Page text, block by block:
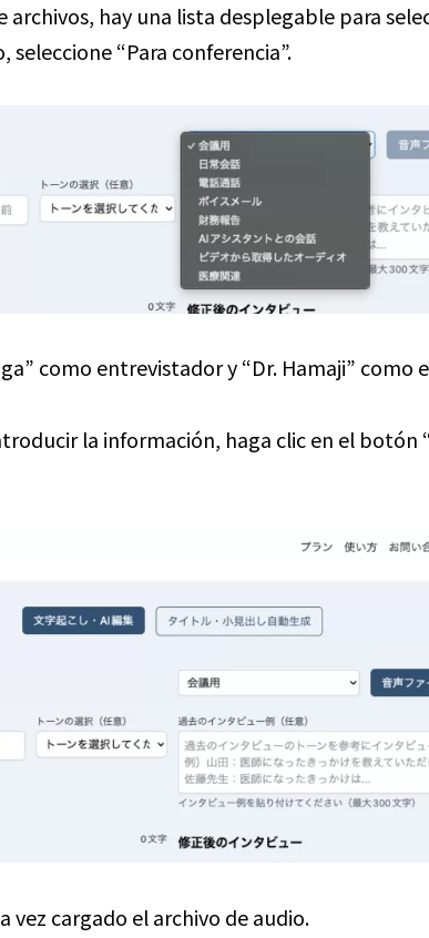
archivos, hay una lista desplegable para
seleccione “Para conferencia”.
como entrevistador y “Dr. Hamaji” como
la información, haga clic en el botón
vez cargado el archivo de audio.